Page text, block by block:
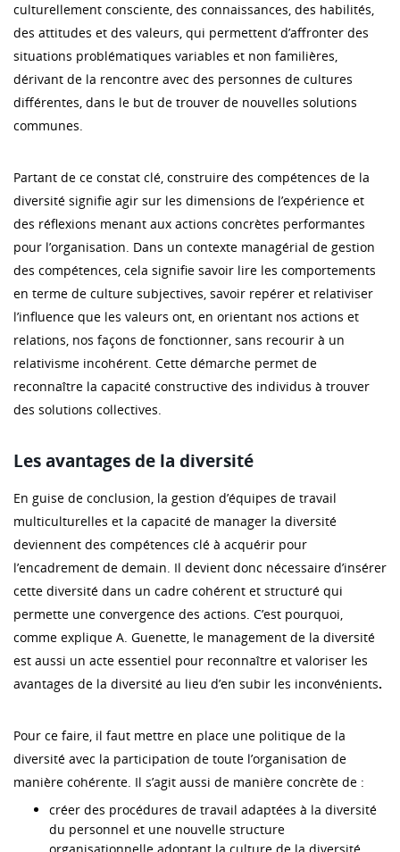
culturellement consciente, des connaissances, des habilités,
des attitudes et des valeurs, qui permettent d’affronter des
situations problématiques variables et non familières,
dérivant de la rencontre avec des personnes de cultures
différentes, dans le but de trouver de nouvelles solutions
communes.
Partant de ce constat clé, construire des compétences de la
diversité signifie agir sur les dimensions de l’expérience et
des réflexions menant aux actions concrètes performantes
pour l’organisation. Dans un contexte managérial de gestion
des compétences, cela signifie savoir lire les comportements
en terme de culture subjectives, savoir repérer et relativiser
l’influence que les valeurs ont, en orientant nos actions et
relations, nos façons de fonctionner, sans recourir à un
relativisme incohérent. Cette démarche permet de
reconnaître la capacité constructive des individus à trouver
des solutions collectives.
Les avantages de la diversité
En guise de conclusion, la gestion d’équipes de travail
multiculturelles et la capacité de manager la diversité
deviennent des compétences clé à acquérir pour
l’encadrement de demain. Il devient donc nécessaire d’insérer
cette diversité dans un cadre cohérent et structuré qui
permette une convergence des actions. C’est pourquoi,
comme explique A. Guenette, le management de la diversité
est aussi un acte essentiel pour reconnaître et valoriser les
avantages de la diversité au lieu d’en subir les inconvénients.
Pour ce faire, il faut mettre en place une politique de la
diversité avec la participation de toute l’organisation de
manière cohérente. Il s’agit aussi de manière concrète de :
créer des procédures de travail adaptées à la diversité
du personnel et une nouvelle structure